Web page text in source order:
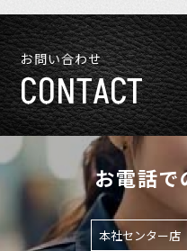
お問い合わせ
CONTACT
お電話
本社センター店